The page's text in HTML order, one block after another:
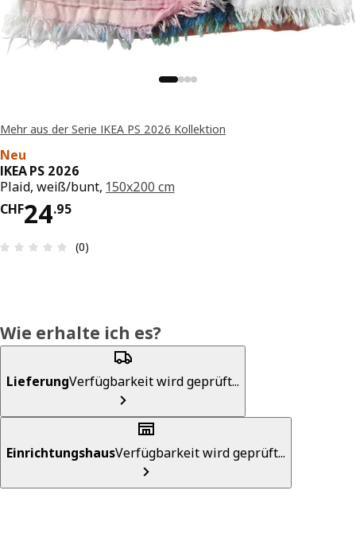
Mehr aus der Serie IKEA PS 2026 Kollektion
Neu
IKEA PS 2026
Plaid, weiß/bunt, 150x200 cm
CHF24.95
Preis CHF 24.95
Bewertung: 0 von 5 Sterne Anzahl der
(0)
Wie erhalte ich es?
LieferungVerfügbarkeit wird geprüft...
EinrichtungshausVerfügbarkeit wird geprüft...